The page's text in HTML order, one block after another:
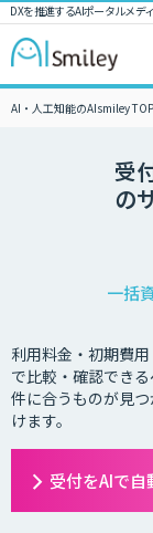
DXを推進するAIポータルメデ
AI・人工知能のAIsmiley TOP
受
の
一括
利用料金・初期費
で比較・確認でき
件に合うものが見
けます。
受付をAIで